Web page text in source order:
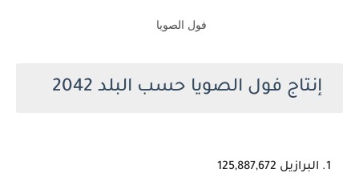
فول الصويا
إنتاج فول الصويا حسب البلد 2042
البرازيل 125,887,672